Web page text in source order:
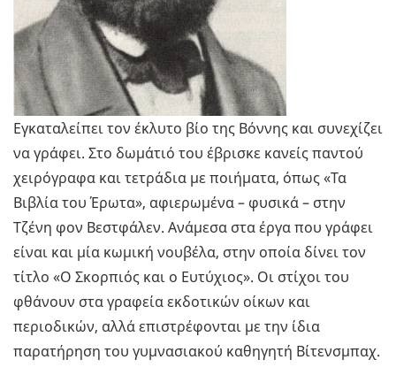
Εγκαταλείπει τον έκλυτο βίο της Βόννης και συνεχίζει
να γράφει. Στο δωμάτιό του έβρισκε κανείς παντού
χειρόγραφα και τετράδια με ποιήματα, όπως «Τα
Βιβλία του Έρωτα», αφιερωμένα – φυσικά – στην
Τζένη φον Βεστφάλεν. Ανάμεσα στα έργα που γράφει
είναι και μία κωμική νουβέλα, στην οποία δίνει τον
τίτλο «Ο Σκορπιός και ο Ευτύχιος». Οι στίχοι του
φθάνουν στα γραφεία εκδοτικών οίκων και
περιοδικών, αλλά επιστρέφονται με την ίδια
παρατήρηση του γυμνασιακού καθηγητή Βίτενσμπαχ.